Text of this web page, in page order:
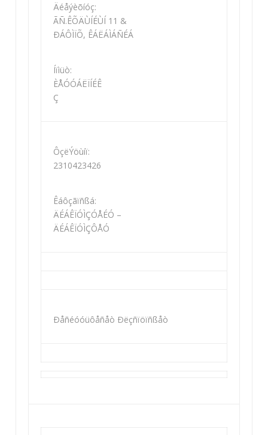
Äéåýèõíóç:
ÃÑ.ÊÕÄÙÍÉÙÍ 11 &
ÐÁÔÌÏÕ, ÊÁËÁÌÁÑÉÁ
Íïìüò:
ÈÅÓÓÁËÏÍÉÊ
Ç
ÔçëÝöùíï:
2310423426
Êáôçãïñßá:
ÄÉÁÊÏÓÌÇÓÅÉÓ –
ÄÉÁÊÏÓÌÇÔÅÓ
Ðåñéóóüôåñåò Ðëçñïöïñßåò